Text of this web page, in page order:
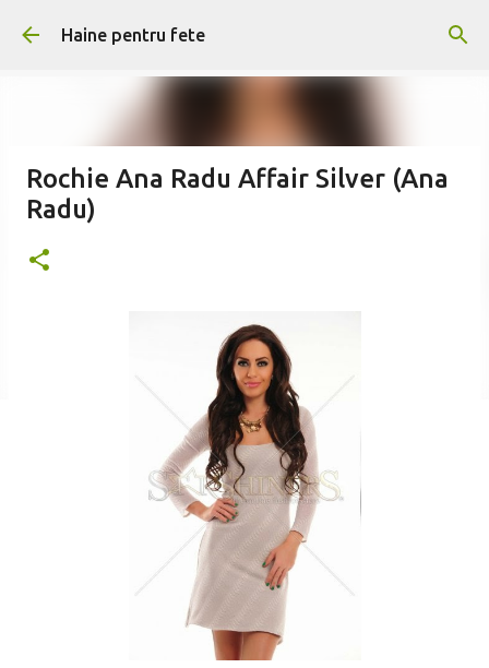
Treceți la conținutul principal
Haine pentru fete
Rochie Ana Radu Affair Silver (Ana
Radu)